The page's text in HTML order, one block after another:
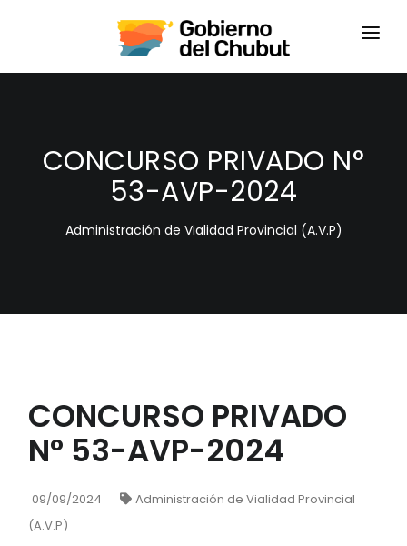
HOME
CONCURSO PRIVADO N°
53-AVP-2024
Administración de Vialidad Provincial (A.V.P)
CONCURSO PRIVADO
N° 53-AVP-2024
09/09/2024
Administración de Vialidad Provincial
(A.V.P)